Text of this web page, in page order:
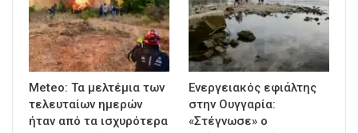
Meteo: Τα μελτέμια των
τελευταίων ημερών
ήταν από τα ισχυρότερα
Ενεργειακός εφιάλτης
στην Ουγγαρία:
«Στέγνωσε» ο